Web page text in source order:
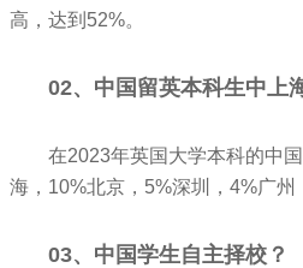
高，达到52%。
02、中国留英本科生中上
在2023年英国大学本科的中
海，10%北京，5%深圳，4%广州
03、中国学生自主择校？